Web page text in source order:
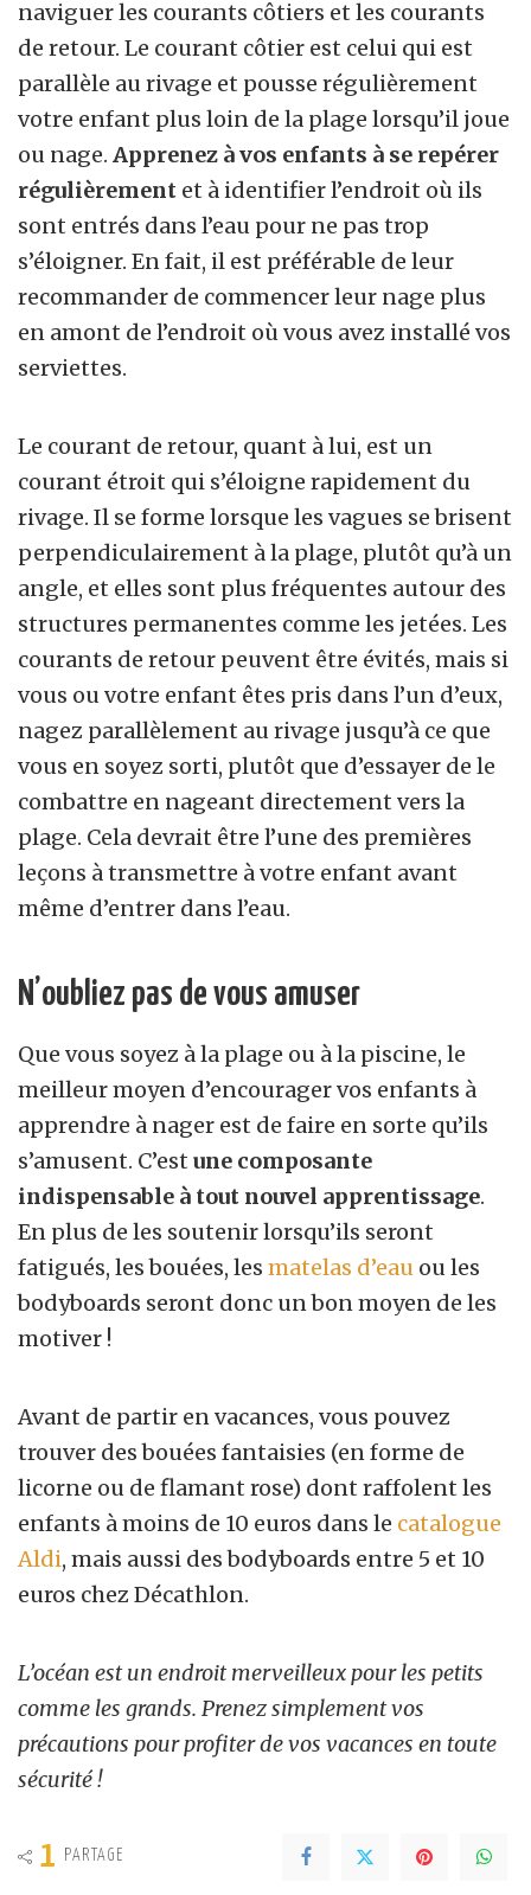
naviguer les courants côtiers et les courants
de retour. Le courant côtier est celui qui est
parallèle au rivage et pousse régulièrement
votre enfant plus loin de la plage lorsqu’il joue
ou nage. Apprenez à vos enfants à se repérer
régulièrement et à identifier l’endroit où ils
sont entrés dans l’eau pour ne pas trop
s’éloigner. En fait, il est préférable de leur
recommander de commencer leur nage plus
en amont de l’endroit où vous avez installé vos
serviettes.
Le courant de retour, quant à lui, est un
courant étroit qui s’éloigne rapidement du
rivage. Il se forme lorsque les vagues se brisent
perpendiculairement à la plage, plutôt qu’à un
angle, et elles sont plus fréquentes autour des
structures permanentes comme les jetées. Les
courants de retour peuvent être évités, mais si
vous ou votre enfant êtes pris dans l’un d’eux,
nagez parallèlement au rivage jusqu’à ce que
vous en soyez sorti, plutôt que d’essayer de le
combattre en nageant directement vers la
plage. Cela devrait être l’une des premières
leçons à transmettre à votre enfant avant
même d’entrer dans l’eau.
N’oubliez pas de vous amuser
Que vous soyez à la plage ou à la piscine, le
meilleur moyen d’encourager vos enfants à
apprendre à nager est de faire en sorte qu’ils
s’amusent. C’est une composante
indispensable à tout nouvel apprentissage.
En plus de les soutenir lorsqu’ils seront
fatigués, les bouées, les matelas d’eau ou les
bodyboards seront donc un bon moyen de les
motiver !
Avant de partir en vacances, vous pouvez
trouver des bouées fantaisies (en forme de
licorne ou de flamant rose) dont raffolent les
enfants à moins de 10 euros dans le catalogue
Aldi, mais aussi des bodyboards entre 5 et 10
euros chez Décathlon.
L’océan est un endroit merveilleux pour les petits
comme les grands. Prenez simplement vos
précautions pour profiter de vos vacances en toute
sécurité !
1 PARTAGE